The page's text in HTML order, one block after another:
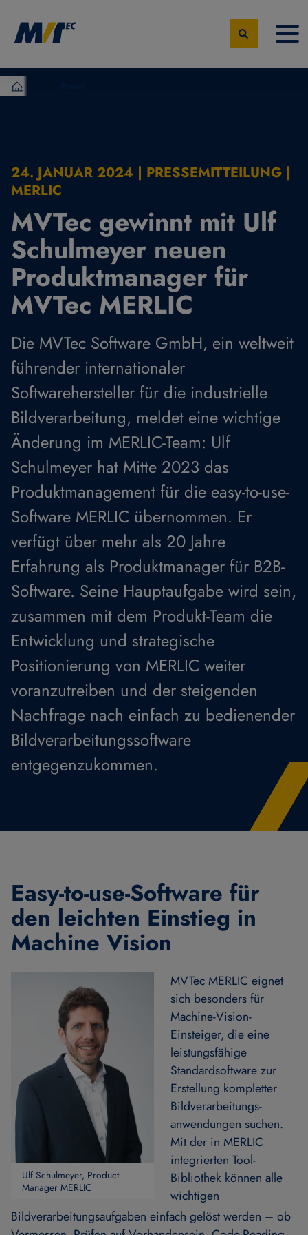
MVTec Software – Experten der industrielle
24. JANUAR 2024 | PRESSEMITTEILUNG |
MERLIC
MVTec gewinnt mit Ulf
Schulmeyer neuen
Produktmanager für
MVTec MERLIC
Die MVTec Software GmbH, ein weltweit
führender internationaler
Softwarehersteller für die industrielle
Bildverarbeitung, meldet eine wichtige
Änderung im MERLIC-Team: Ulf
Schulmeyer hat Mitte 2023 das
Produktmanagement für die easy-to-use-
Software MERLIC übernommen. Er
verfügt über mehr als 20 Jahre
Erfahrung als Produktmanager für B2B-
Software. Seine Hauptaufgabe wird sein,
zusammen mit dem Produkt-Team die
Entwicklung und strategische
Positionierung von MERLIC weiter
voranzutreiben und der steigenden
Nachfrage nach einfach zu bedienender
Bildverarbeitungssoftware
entgegenzukommen.
Easy-to-use-Software für
den leichten Einstieg in
Machine Vision
Ulf Schulmeyer, Product
Manager MERLIC
MVTec MERLIC eignet
sich besonders für
Machine-Vision-
Einsteiger, die eine
leistungsfähige
Standardsoftware zur
Erstellung kompletter
Bildverarbeitungs­
anwendungen suchen.
Mit der in MERLIC
integrierten Tool-
Bibliothek können alle
wichtigen
Bildverarbeitungsaufgaben einfach gelöst werden – ob